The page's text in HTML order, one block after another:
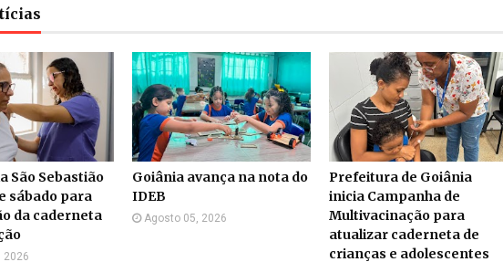
São Sebastião
sábado para
da caderneta
2026
Goiânia avança na nota do
IDEB
Agosto 05, 2026
Prefeitura de Goiânia
inicia Campanha de
Multivacinação para
atualizar caderneta de
crianças e adolescentes